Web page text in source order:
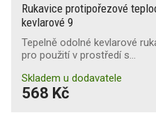
Rukavice protipořezové
kevlarové 9
Tepelně odolné kevlarové
pro použití v prostředí s…
Skladem u dodavatele
568 Kč